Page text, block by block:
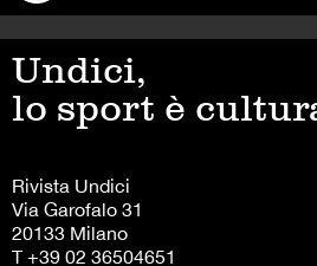
Undici,
lo sport è
Rivista Undici
Via Garofalo 31
20133 Milano
T +39 02 36504651